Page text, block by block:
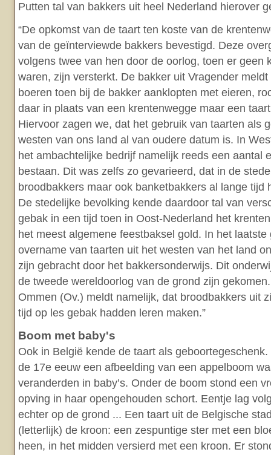
Putten tal van bakkers uit heel Nederland hierover
“De opkomst van de taart ten koste van de
van de geïnterviewde bakkers bevestigd. Deze
volgens twee van hen door de oorlog, toen er geen
waren, zijn versterkt. De bakker uit Vragender
boeren toen bij de bakker aanklopten met eieren,
daar in plaats van een krentenwegge maar een
Hiervoor zagen we, dat het gebruik van taarten als
westen van ons land al van oudere datum is. In
het ambachtelijke bedrijf namelijk reeds een aantal
bestaan. Dit was zelfs zo gevarieerd, dat in de
broodbakkers maar ook banketbakkers al lange tijd
De stedelijke bevolking kende daardoor tal van
gebak in een tijd toen in Oost-Nederland het
het meest algemene feestbaksel gold. In het laatste
overname van taarten uit het westen van het land
zijn gebracht door het bakkersonderwijs. Dit
de tweede wereldoorlog van de grond zijn
Ommen (Ov.) meldt namelijk, dat broodbakkers uit
tijd op les gebak hadden leren maken.”
Boom met baby's
Ook in België kende de taart als
de 17e eeuw een afbeelding van een appelboom
veranderden in baby’s. Onder de boom stond een
opving in haar opengehouden schort. Eentje lag
echter op de grond ... Een taart uit de Belgische
(letterlijk) de kroon: een zespuntige ster met een
heen, in het midden versierd met een kroon. Er